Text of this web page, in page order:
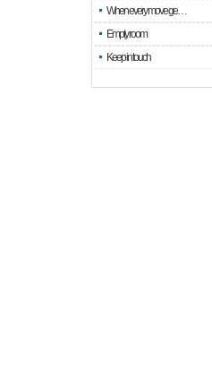
When every move ge…
Empty room
Keep in touch